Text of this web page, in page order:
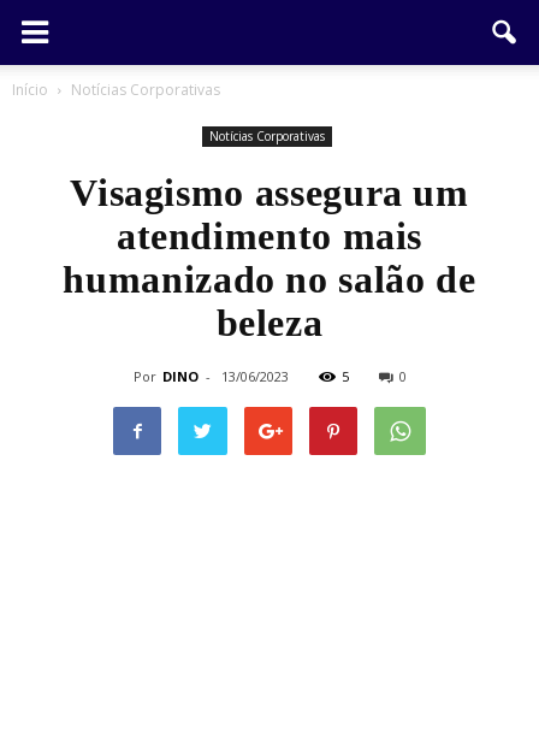
Início Notícias Corporativas
Notícias Corporativas
Visagismo assegura um
atendimento mais
humanizado no salão de
beleza
Por DINO - 13/06/2023 5 0